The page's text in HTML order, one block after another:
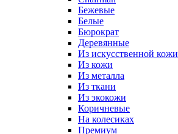
Бежевые
Белые
Бюрократ
Деревянные
Из искусственной кожи
Из кожи
Из металла
Из ткани
Из экокожи
Коричневые
На колесиках
Премиум